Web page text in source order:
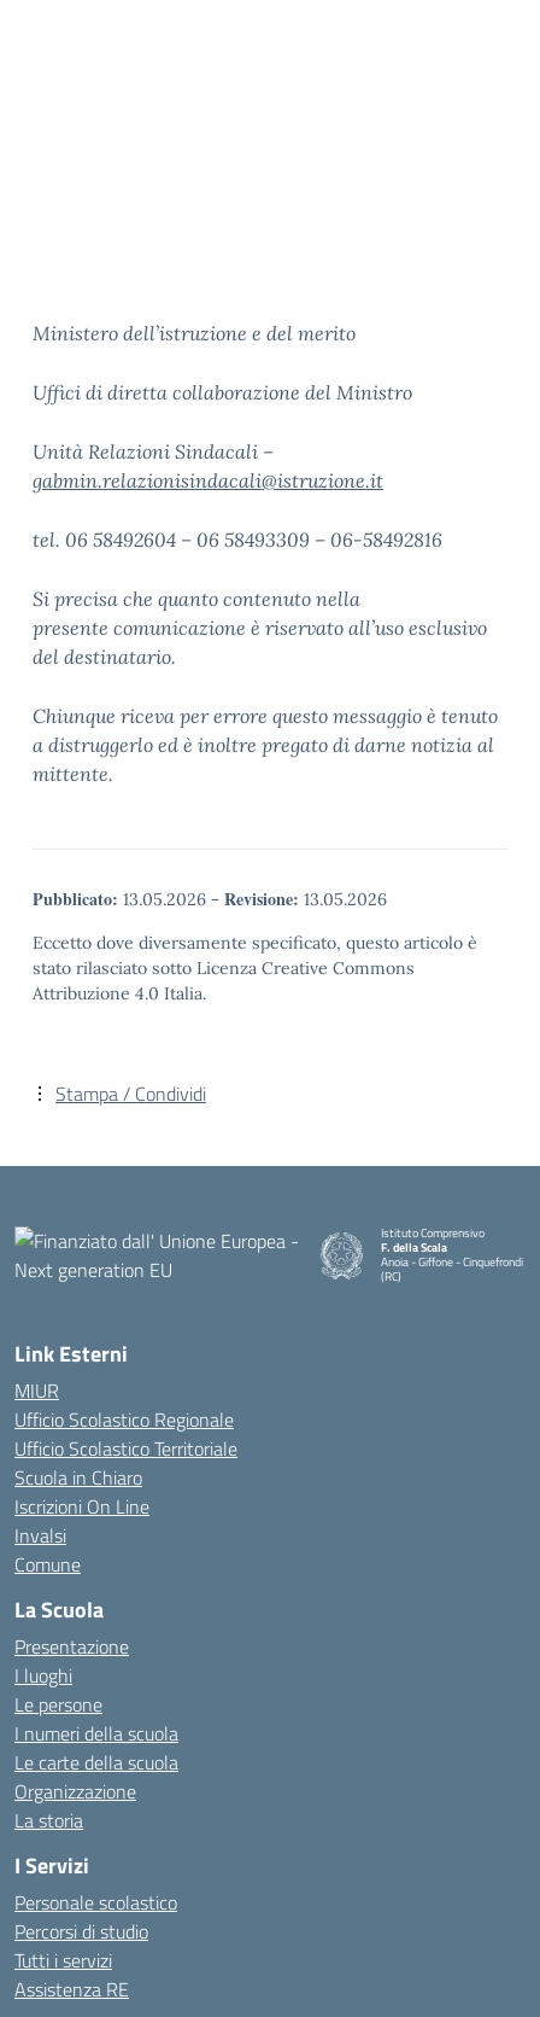
Ministero dell’istruzione e del merito
Uffici di diretta collaborazione del Ministro
Unità Relazioni Sindacali –
gabmin.relazionisindacali@istruzione.it
tel. 06 58492604 – 06 58493309 – 06-58492816
Si precisa che quanto contenuto nella
presente comunicazione è riservato all’uso esclusivo
del destinatario.
Chiunque riceva per errore questo messaggio è tenuto
a distruggerlo ed è inoltre pregato di darne notizia al
mittente.
Pubblicato: 13.05.2026 - Revisione: 13.05.2026
Eccetto dove diversamente specificato, questo articolo è
stato rilasciato sotto Licenza Creative Commons
Attribuzione 4.0 Italia.
Stampa / Condividi
Istituto Comprensivo
F. della Scala
Anoia - Giffone - Cinquefrondi
(RC)
Link Esterni
MIUR
Ufficio Scolastico Regionale
Ufficio Scolastico Territoriale
Scuola in Chiaro
Iscrizioni On Line
Invalsi
Comune
La Scuola
Presentazione
I luoghi
Le persone
I numeri della scuola
Le carte della scuola
Organizzazione
La storia
I Servizi
Personale scolastico
Percorsi di studio
Tutti i servizi
Assistenza RE